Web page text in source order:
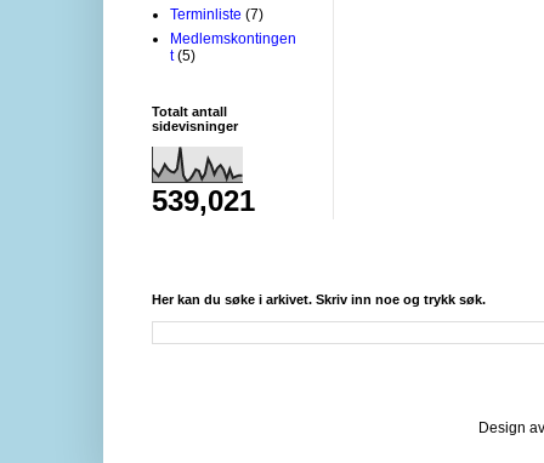
Terminliste (7)
Medlemskontingen
t (5)
Totalt antall
sidevisninger
539,021
Her kan du søke i arkivet. Skriv inn noe og trykk søk.
Design